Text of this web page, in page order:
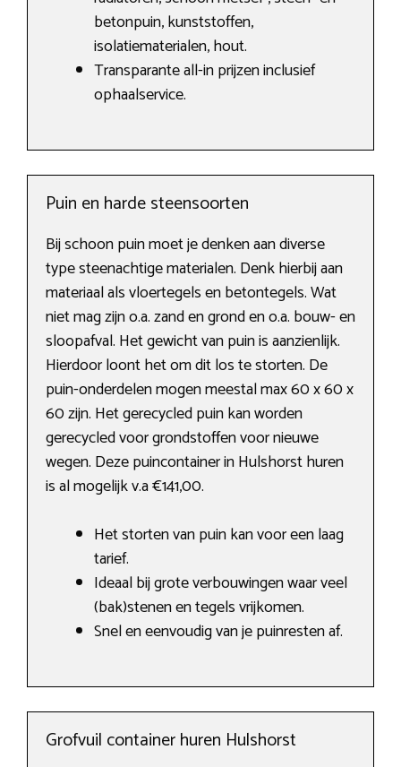
betonpuin, kunststoffen,
isolatiematerialen, hout.
Transparante all-in prijzen inclusief
ophaalservice.
Puin en harde steensoorten
Bij schoon puin moet je denken aan diverse
type steenachtige materialen. Denk hierbij aan
materiaal als vloertegels en betontegels. Wat
niet mag zijn o.a. zand en grond en o.a. bouw- en
sloopafval. Het gewicht van puin is aanzienlijk.
Hierdoor loont het om dit los te storten. De
puin-onderdelen mogen meestal max 60 x 60 x
60 zijn. Het gerecycled puin kan worden
gerecycled voor grondstoffen voor nieuwe
wegen. Deze puincontainer in Hulshorst huren
is al mogelijk v.a €141,00.
Het storten van puin kan voor een laag
tarief.
Ideaal bij grote verbouwingen waar veel
(bak)stenen en tegels vrijkomen.
Snel en eenvoudig van je puinresten af.
Grofvuil container huren Hulshorst